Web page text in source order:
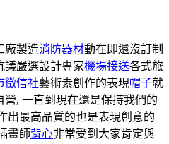
廠製造消防器材動在即還沒訂制
議嚴選設計專家機場接送各式旅
徵信社藝術素創作的表現帽子就
, 一直到現在還是保持我們的
出最高品質的也是表現創意的
畫師背心非常受到大家肯定與